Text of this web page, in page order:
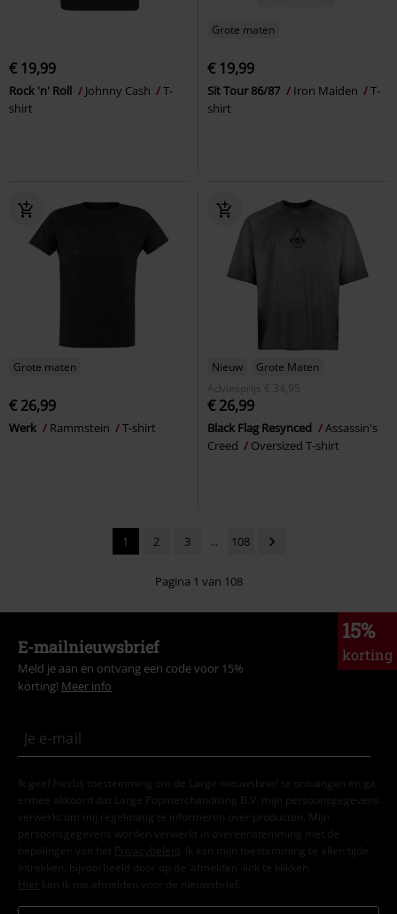
€ 19,99
Rock 'n' Roll Johnny Cash
T-
shirt
Grote maten
€ 19,99
Sit Tour 86/87 Iron Maiden
T-
shirt
Grote maten
€ 26,99
Werk Rammstein T-shirt
Nieuw
Grote Maten
Adviesprijs
€ 34,95
€ 26,99
Black Flag Resynced
Assassin's
Creed
Oversized T-shirt
1 2 3 ... 108
Pagina 1 van 108
15%
korting
E-mailnieuwsbrief
Meld je aan en ontvang een code voor 15%
korting! Meer info
Ik geef hierbij toestemming om de Large-nieuwsbrief te ontvangen en ga
ermee akkoord dat Large Popmerchandising B.V. mijn persoonsgegevens
verwerkt om mij regelmatig te informeren over producten. Mijn
persoonsgegevens worden verwerkt in overeenstemming met de
bepalingen van het
Privacybeleid . Ik kan mijn toestemming te allen tijde
intrekken, bijvoorbeeld door op de ‘afmelden’-link te klikken.
Hier kan ik me afmelden voor de nieuwsbrief.